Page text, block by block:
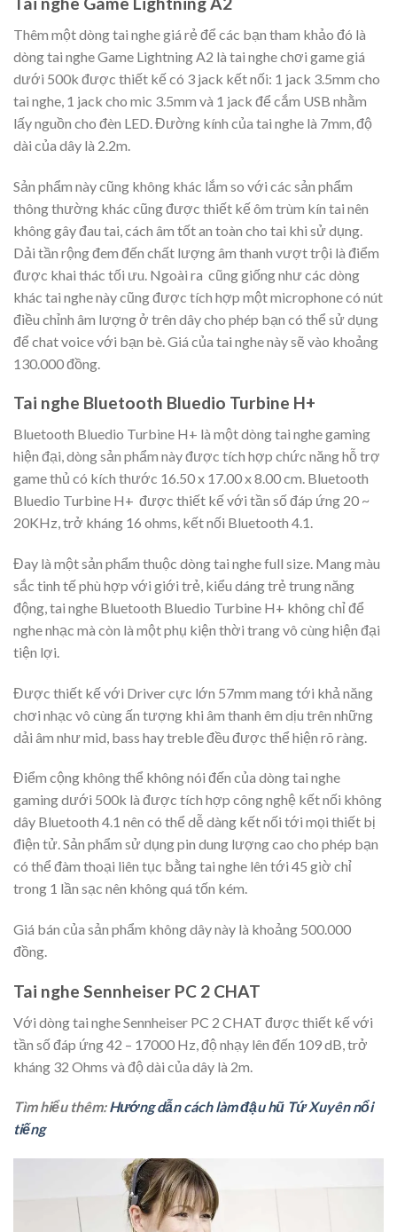
Thêm một dòng tai nghe giá rẻ để các bạn tham khảo đó là
dòng tai nghe Game Lightning A2 là tai nghe chơi game giá
dưới 500k được thiết kế có 3 jack kết nối: 1 jack 3.5mm cho
tai nghe, 1 jack cho mic 3.5mm và 1 jack để cắm USB nhằm
lấy nguồn cho đèn LED. Đường kính của tai nghe là 7mm, độ
dài của dây là 2.2m.
Sản phẩm này cũng không khác lắm so với các sản phẩm
thông thường khác cũng được thiết kế ôm trùm kín tai nên
không gây đau tai, cách âm tốt an toàn cho tai khi sử dụng.
Dải tần rộng đem đến chất lượng âm thanh vượt trội là điểm
được khai thác tối ưu. Ngoài ra cũng giống như các dòng
khác tai nghe này cũng được tích hợp một microphone có nút
điều chỉnh âm lượng ở trên dây cho phép bạn có thể sử dụng
để chat voice với bạn bè. Giá của tai nghe này sẽ vào khoảng
130.000 đồng.
Tai nghe Bluetooth Bluedio Turbine H+
Bluetooth Bluedio Turbine H+ là một dòng tai nghe gaming
hiện đại, dòng sản phẩm này được tích hợp chức năng hỗ trợ
game thủ có kích thước 16.50 x 17.00 x 8.00 cm. Bluetooth
Bluedio Turbine H+ được thiết kế với tần số đáp ứng 20 ~
20KHz, trở kháng 16 ohms, kết nối Bluetooth 4.1.
Đay là một sản phẩm thuộc dòng tai nghe full size. Mang màu
sắc tinh tế phù hợp với giới trẻ, kiểu dáng trẻ trung năng
động, tai nghe Bluetooth Bluedio Turbine H+ không chỉ để
nghe nhạc mà còn là một phụ kiện thời trang vô cùng hiện đại
tiện lợi.
Được thiết kế với Driver cực lớn 57mm mang tới khả năng
chơi nhạc vô cùng ấn tượng khi âm thanh êm dịu trên những
dải âm như mid, bass hay treble đều được thể hiện rõ ràng.
Điểm cộng không thể không nói đến của dòng tai nghe
gaming dưới 500k là được tích hợp công nghệ kết nối không
dây Bluetooth 4.1 nên có thể dễ dàng kết nối tới mọi thiết bị
điện tử. Sản phẩm sử dụng pin dung lượng cao cho phép bạn
có thể đàm thoại liên tục bằng tai nghe lên tới 45 giờ chỉ
trong 1 lần sạc nên không quá tốn kém.
Giá bán của sản phẩm không dây này là khoảng 500.000
đồng.
Tai nghe Sennheiser PC 2 CHAT
Với dòng tai nghe Sennheiser PC 2 CHAT được thiết kế với
tần số đáp ứng 42 – 17000 Hz, độ nhạy lên đến 109 dB, trở
kháng 32 Ohms và độ dài của dây là 2m.
Tìm hiểu thêm:Hướng dẫn cách làm đậu hũ Tứ Xuyên nổi
tiếng